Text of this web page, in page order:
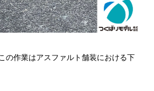
の作業はアスファルト舗装における下